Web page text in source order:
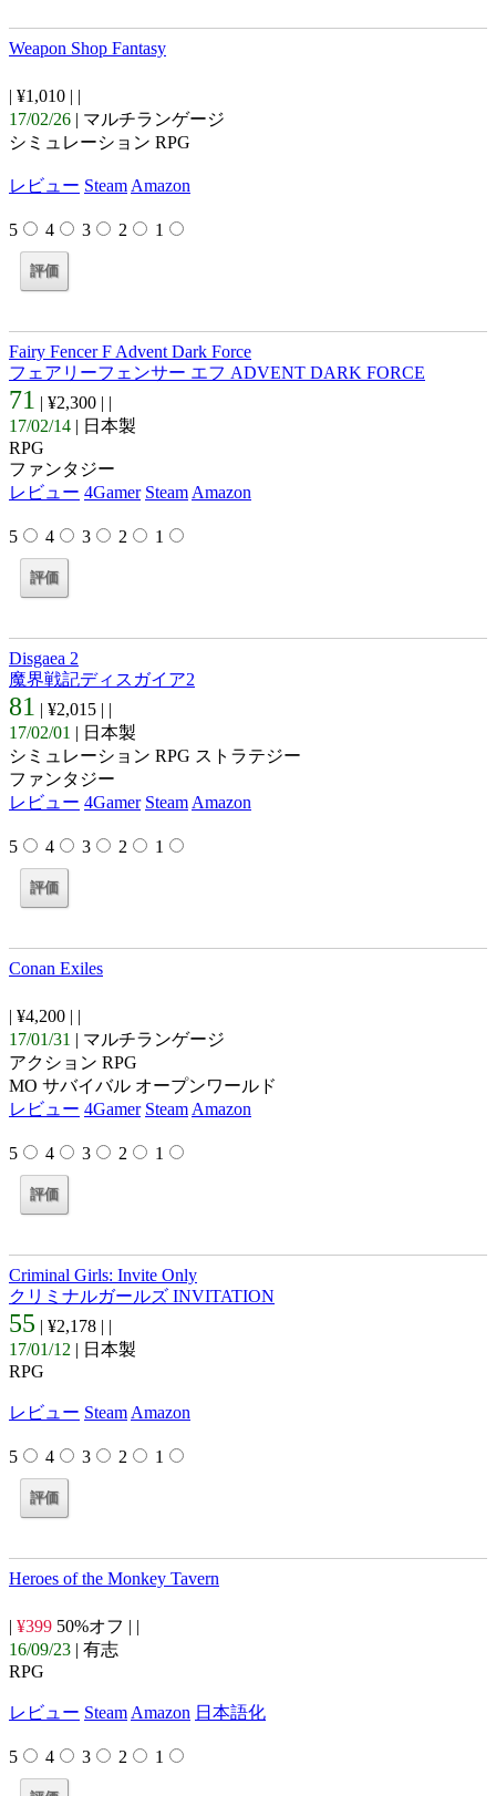
Weapon Shop Fantasy
| ¥1,010 | |
17/02/26 | マルチランゲージ
シミュレーション RPG
レビュー Steam Amazon
5 4 3 2 1
Fairy Fencer F Advent Dark Force
フェアリーフェンサー エフ ADVENT DARK FORCE
71 | ¥2,300 | |
17/02/14 | 日本製
RPG
ファンタジー
レビュー 4Gamer Steam Amazon
5 4 3 2 1
Disgaea 2
魔界戦記ディスガイア2
81 | ¥2,015 | |
17/02/01 | 日本製
シミュレーション RPG ストラテジー
ファンタジー
レビュー 4Gamer Steam Amazon
5 4 3 2 1
Conan Exiles
| ¥4,200 | |
17/01/31 | マルチランゲージ
アクション RPG
MO サバイバル オープンワールド
レビュー 4Gamer Steam Amazon
5 4 3 2 1
Criminal Girls: Invite Only
クリミナルガールズ INVITATION
55 | ¥2,178 | |
17/01/12 | 日本製
RPG
レビュー Steam Amazon
5 4 3 2 1
Heroes of the Monkey Tavern
| ¥399 50%オフ | |
16/09/23 | 有志
RPG
レビュー Steam Amazon 日本語化
5 4 3 2 1